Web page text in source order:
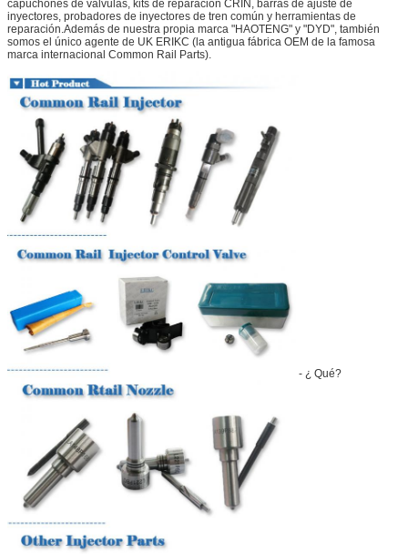
capuchones de válvulas, kits de reparación CRIN, barras de ajuste de
inyectores, probadores de inyectores de tren común y herramientas de
reparación.Además de nuestra propia marca "HAOTENG" y "DYD", también
somos el único agente de UK ERIKC (la antigua fábrica OEM de la famosa
marca internacional Common Rail Parts).
- ¿ Qué?